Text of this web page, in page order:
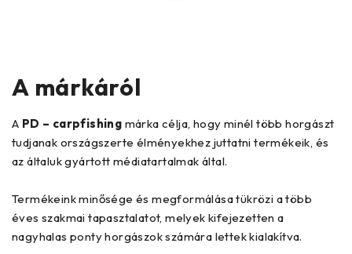
A márkáról
A PD – carpfishing márka célja, hogy minél több horgászt
tudjanak országszerte élményekhez juttatni termékeik, és
az általuk gyártott médiatartalmak által.
Termékeink minősége és megformálása tükrözi a több
éves szakmai tapasztalatot, melyek kifejezetten a
nagyhalas ponty horgászok számára lettek kialakítva.